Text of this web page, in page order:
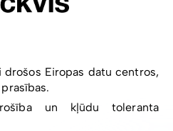
drošos Eiropas datu centros,
un kļūdu toleranta